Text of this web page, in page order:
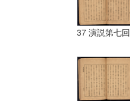
37 演説第七回